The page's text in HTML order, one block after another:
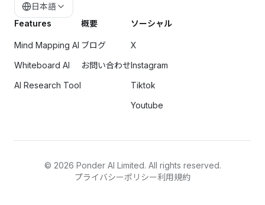
日本語
Features
Mind Mapping AI
Whiteboard AI
AI Research Tool
概要
ブログ
お問い合わせ
ソーシャル
X
Instagram
Tiktok
Youtube
© 2026 Ponder AI Limited. All rights reserved.
プライバシーポリシー利用規約